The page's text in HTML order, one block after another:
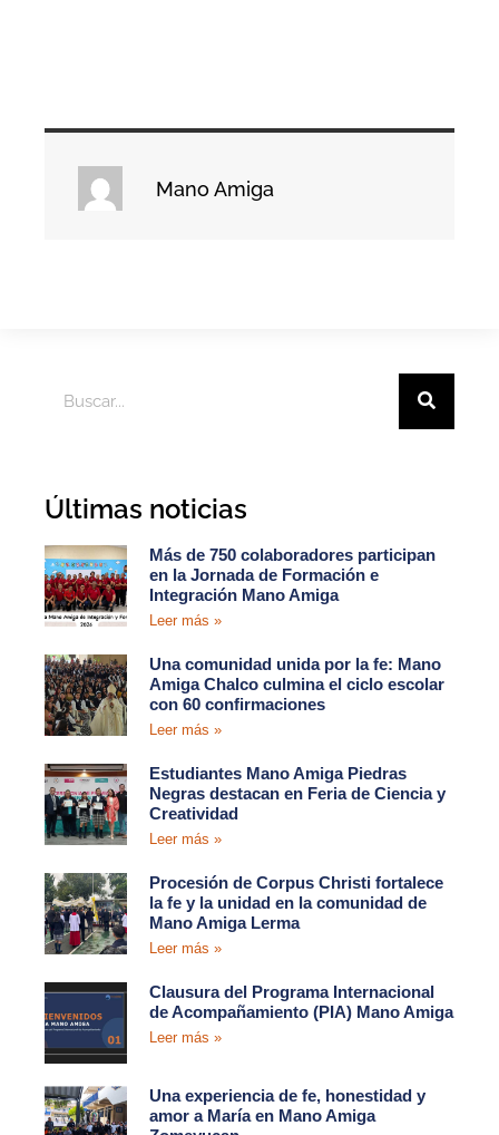
Mano Amiga
Últimas noticias
Más de 750 colaboradores participan
en la Jornada de Formación e
Integración Mano Amiga
Leer más »
Una comunidad unida por la fe: Mano
Amiga Chalco culmina el ciclo escolar
con 60 confirmaciones
Leer más »
Estudiantes Mano Amiga Piedras
Negras destacan en Feria de Ciencia y
Creatividad
Leer más »
Procesión de Corpus Christi fortalece
la fe y la unidad en la comunidad de
Mano Amiga Lerma
Leer más »
Clausura del Programa Internacional
de Acompañamiento (PIA) Mano Amiga
Leer más »
Una experiencia de fe, honestidad y
amor a María en Mano Amiga